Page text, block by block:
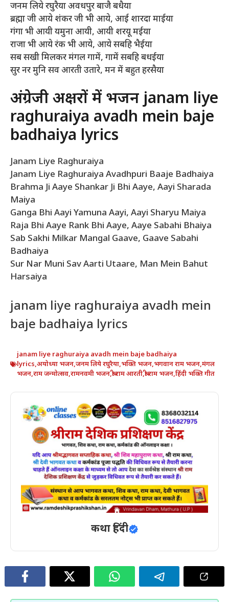
जनम लिये रघुरैया अवधपुर बाजै बधैया
ब्रह्मा जी आये शंकर जी भी आये, आई शारदा माईया
गंगा भी आयी यमुना आयी, आयी शरयू मईया
राजा भी आये रंक भी आये, आये सबहि भैईया
सब सखी मिलकर मंगल गामें, गामें सबहि बधईया
सुर नर मुनि सव आरती उतारे, मन में बहुत हरसैया
अंग्रेजी अक्षरों में भजन janam liye
raghuraiya avadh mein baje
badhaiya lyrics
Janam Liye Raghuraiya
Janam Liye Raghuraiya Avadhpuri Baaje Badhaiya
Brahma Ji Aaye Shankar Ji Bhi Aaye, Aayi Sharada
Maiya
Ganga Bhi Aayi Yamuna Aayi, Aayi Sharyu Maiya
Raja Bhi Aaye Rank Bhi Aaye, Aaye Sabahi Bhaiya
Sab Sakhi Milkar Mangal Gaave, Gaave Sabahi
Badhaiya
Sur Nar Muni Sav Aarti Utaare, Man Mein Bahut
Harsaiya
janam liye raghuraiya avadh mein
baje badhaiya lyrics
janam liye raghuraiya avadh mein baje badhaiya
lyrics,अयोध्या भजन,जनम लिये रघुरैया,भक्ति भजन,भगवान राम भजन,मंगल
भजन,राम जन्मोत्सव,रामनवमी भजन,श्री राम आरती,श्री राम भजन,हिंदी भक्ति गीत
कथा हिंदी